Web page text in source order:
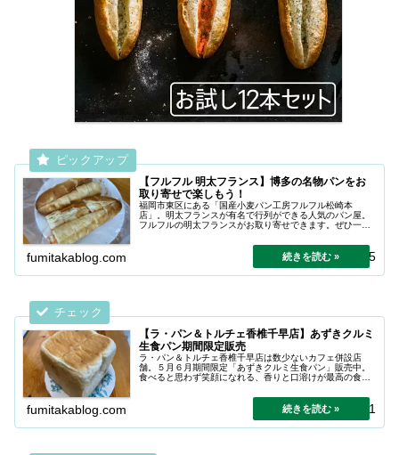
【フルフル 明太フランス】博多の名物パンをお
取り寄せで楽しもう！
福岡市東区にある「国産小麦パン工房フルフル松崎本
店」。明太フランスが有名で行列ができる人気のパン屋。
フルフルの明太フランスがお取り寄せできます。ぜひ一度
fumitakablog.com 2026.04.05
【ラ・パン＆トルチェ香椎千早店】あずきクルミ
生食パン期間限定販売
ラ・パン＆トルチェ香椎千早店は数少ないカフェ併設店
舗。５月６月期間限定「あずきクルミ生食パン」販売中。
食べると思わず笑顔になれる、香りと口溶けが最高の食パ
fumitakablog.com 2024.11.11